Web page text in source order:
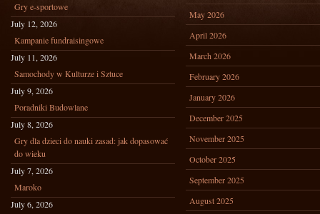
Gry e-sportowe
July 12, 2026
Kampanie fundraisingowe
July 11, 2026
Samochody w Kulturze i Sztuce
July 9, 2026
Poradniki Budowlane
July 8, 2026
Gry dla dzieci do nauki zasad: jak dopasować
do wieku
July 7, 2026
Maroko
July 6, 2026
May 2026
April 2026
March 2026
February 2026
January 2026
December 2025
November 2025
October 2025
September 2025
August 2025